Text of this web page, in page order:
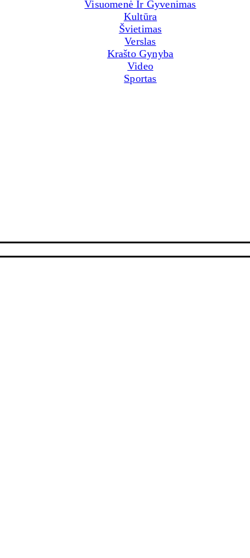
Visuomenė Ir Gyvenimas
Kultūra
Švietimas
Verslas
Krašto Gynyba
Video
Sportas